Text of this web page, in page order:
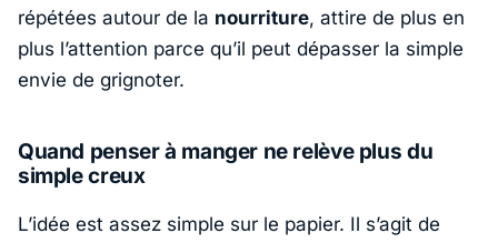
répétées autour de la nourriture, attire de plus en
plus l’attention parce qu’il peut dépasser la simple
envie de grignoter.
Quand penser à manger ne relève plus du
simple creux
L’idée est assez simple sur le papier. Il s’agit de